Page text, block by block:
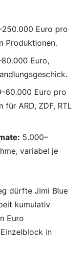
Euro pro
Produktionen.
Euro,
Euro pro
ARD, ZDF, RTL
5.000–
variabel je
dürfte Jimi Blue
kumulativ
Euro
in